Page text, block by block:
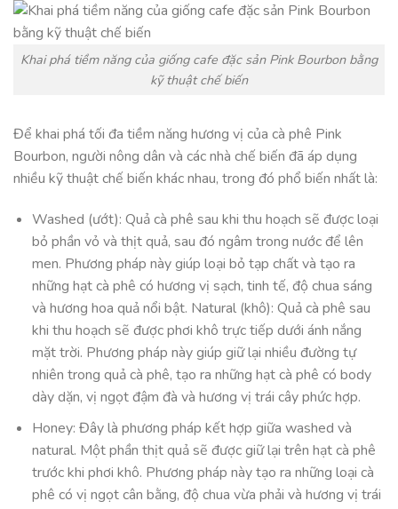
Khai phá tiềm năng của giống cafe đặc sản Pink Bourbon bằng
kỹ thuật chế biến
Để khai phá tối đa tiềm năng hương vị của cà phê Pink
Bourbon, người nông dân và các nhà chế biến đã áp dụng
nhiều kỹ thuật chế biến khác nhau, trong đó phổ biến nhất là:
Washed (ướt): Quả cà phê sau khi thu hoạch sẽ được loại
bỏ phần vỏ và thịt quả, sau đó ngâm trong nước để lên
men. Phương pháp này giúp loại bỏ tạp chất và tạo ra
những hạt cà phê có hương vị sạch, tinh tế, độ chua sáng
và hương hoa quả nổi bật. Natural (khô): Quả cà phê sau
khi thu hoạch sẽ được phơi khô trực tiếp dưới ánh nắng
mặt trời. Phương pháp này giúp giữ lại nhiều đường tự
nhiên trong quả cà phê, tạo ra những hạt cà phê có body
dày dặn, vị ngọt đậm đà và hương vị trái cây phức hợp.
Honey: Đây là phương pháp kết hợp giữa washed và
natural. Một phần thịt quả sẽ được giữ lại trên hạt cà phê
trước khi phơi khô. Phương pháp này tạo ra những loại cà
phê có vị ngọt cân bằng, độ chua vừa phải và hương vị trái